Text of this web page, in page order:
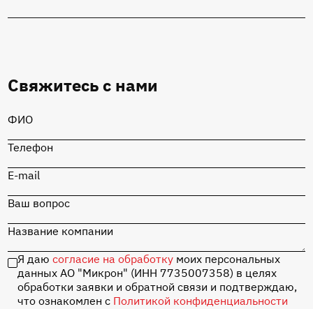
Свяжитесь с нами
ФИО
Телефон
E-mail
Ваш вопрос
Название компании
Я даюсогласие на обработку моих персональных
данных АО "Микрон" (ИНН 7735007358) в целях
обработки заявки и обратной связи и подтверждаю,
что ознакомлен с Политикой конфиденциальности